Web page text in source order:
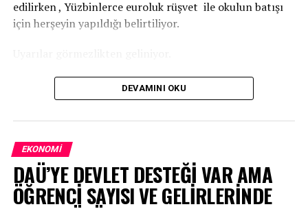
edilirken , Yüzbinlerce euroluk rüşvet ile okulun batışı
için herşeyin yapıldığı belirtiliyor.
Haber merkezine ulaşan bilgiler de
DEVAMINI OKU
EKONOMI
DAÜ’YE DEVLET DESTEĞİ VAR AMA
ÖĞRENCİ SAYISI VE GELİRLERİNDE